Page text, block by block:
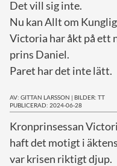
Det vill sig inte.
Nu kan Allt om
Victoria har åkt på ett
prins Daniel.
Paret har det inte lätt.
AV: GITTAN LARSSON | BILDER: TT
PUBLICERAD: 2024-06-28
Kronprinsessan
haft det motigt i
var krisen riktigt djup.